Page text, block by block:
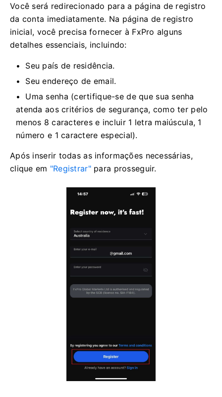
Você será redirecionado para a página de registro
da conta imediatamente. Na página de registro
inicial, você precisa fornecer à FxPro alguns
detalhes essenciais, incluindo:
Seu país de residência.
Seu endereço de email.
Uma senha (certifique-se de que sua senha
atenda aos critérios de segurança, como ter pelo
menos 8 caracteres e incluir 1 letra maiúscula, 1
número e 1 caractere especial).
Após inserir todas as informações necessárias,
clique em "Registrar"para prosseguir.